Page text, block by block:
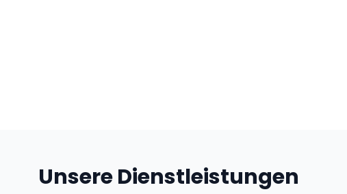
Unsere Dienstleistungen